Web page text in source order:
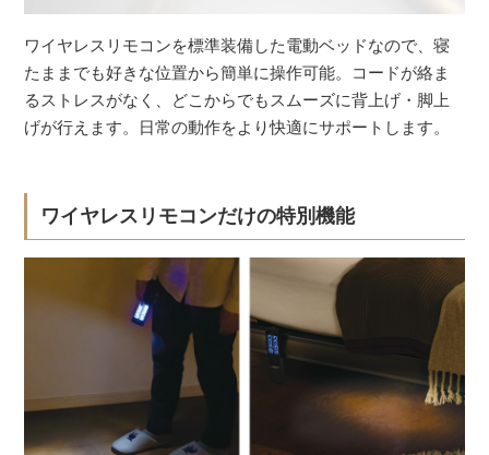
ワイヤレスリモコンを標準装備した電動ベッドなので、寝
たままでも好きな位置から簡単に操作可能。コードが絡ま
るストレスがなく、どこからでもスムーズに背上げ・脚上
げが行えます。日常の動作をより快適にサポートします。
ワイヤレスリモコンだけの特別機能